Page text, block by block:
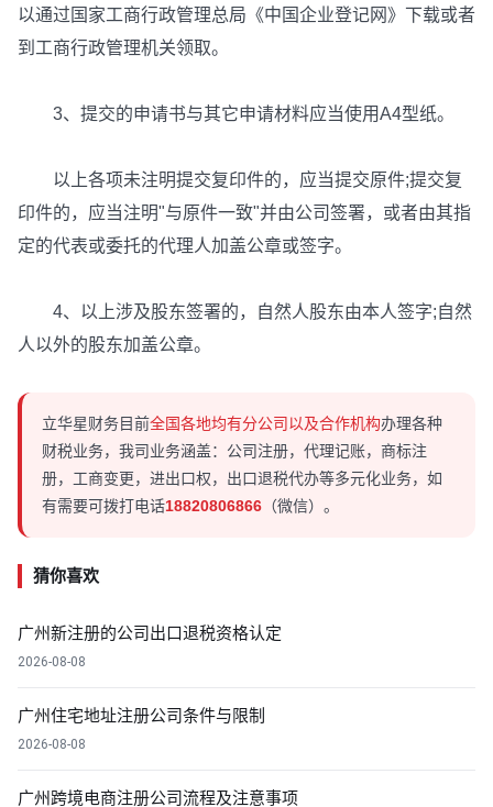
以通过国家工商行政管理总局《中国企业登记网》下载或者
到工商行政管理机关领取。
3、提交的申请书与其它申请材料应当使用A4型纸。
以上各项未注明提交复印件的，应当提交原件;提交复
印件的，应当注明"与原件一致"并由公司签署，或者由其指
定的代表或委托的代理人加盖公章或签字。
4、以上涉及股东签署的，自然人股东由本人签字;自然
人以外的股东加盖公章。
立华星财务目前全国各地均有分公司以及合作机构办理各种
财税业务，我司业务涵盖：公司注册，代理记账，商标注
册，工商变更，进出口权，出口退税代办等多元化业务，如
有需要可拨打电话18820806866 （微信）。
猜你喜欢
广州新注册的公司出口退税资格认定
2026-08-08
广州住宅地址注册公司条件与限制
2026-08-08
广州跨境电商注册公司流程及注意事项